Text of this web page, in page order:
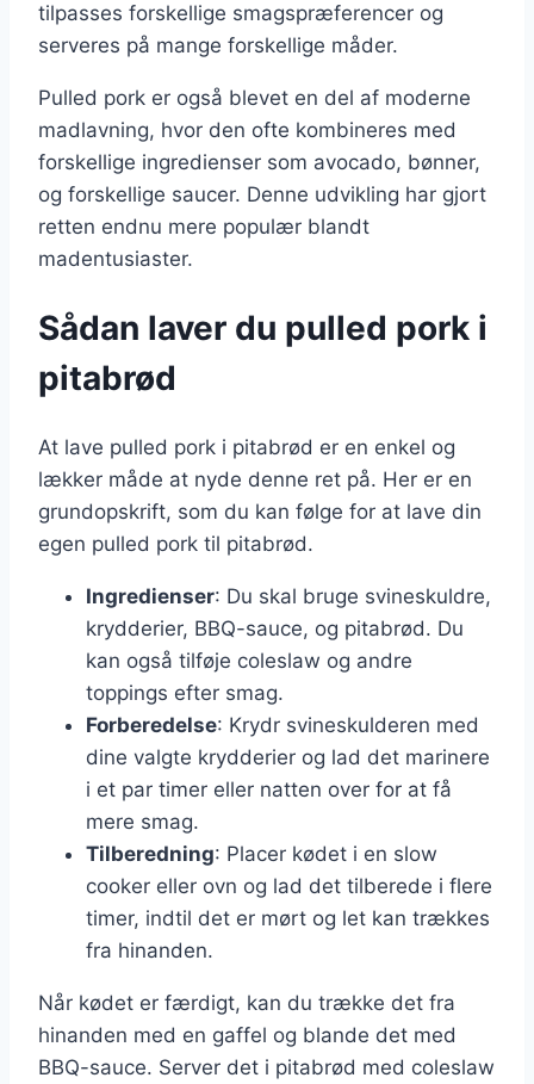
tilpasses forskellige smagspræferencer og
serveres på mange forskellige måder.
Pulled pork er også blevet en del af moderne
madlavning, hvor den ofte kombineres med
forskellige ingredienser som avocado, bønner,
og forskellige saucer. Denne udvikling har gjort
retten endnu mere populær blandt
madentusiaster.
Sådan laver du pulled pork i
pitabrød
At lave pulled pork i pitabrød er en enkel og
lækker måde at nyde denne ret på. Her er en
grundopskrift, som du kan følge for at lave din
egen pulled pork til pitabrød.
Ingredienser: Du skal bruge svineskuldre,
krydderier, BBQ-sauce, og pitabrød. Du
kan også tilføje coleslaw og andre
toppings efter smag.
Forberedelse: Krydr svineskulderen med
dine valgte krydderier og lad det marinere
i et par timer eller natten over for at få
mere smag.
Tilberedning: Placer kødet i en slow
cooker eller ovn og lad det tilberede i flere
timer, indtil det er mørt og let kan trækkes
fra hinanden.
Når kødet er færdigt, kan du trække det fra
hinanden med en gaffel og blande det med
BBQ-sauce. Server det i pitabrød med coleslaw